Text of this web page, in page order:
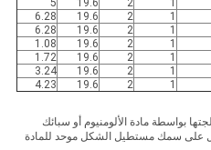
1
2
19.6
5
1
2
19.6
6.28
1
2
19.6
6.28
1
2
19.6
1.08
1
2
19.6
1.72
1
2
19.6
3.24
1
2
19.6
4.23
بواسطة مادة الألومنيوم أو سبائك
على سمك مستطيل الشكل موحد للمادة